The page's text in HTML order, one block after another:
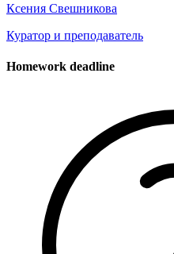
Ксения Свешникова
Куратор и преподаватель
Homework deadline